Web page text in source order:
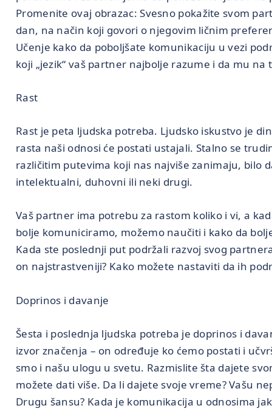
Promenite ovaj obrazac: Svesno pokažite svom
dan, na način koji govori o njegovim ličnim
Učenje kako da poboljšate komunikaciju u vezi
koji „jezik“ vaš partner najbolje razume i da mu
Rast
Rast je peta ljudska potreba. Ljudsko iskustvo je
rasta naši odnosi će postati ustajali. Stalno se
različitim putevima koji nas najviše zanimaju, bilo
intelektualni, duhovni ili neki drugi.
Vaš partner ima potrebu za rastom koliko i vi, a
bolje komuniciramo, možemo naučiti i kako da
Kada ste poslednji put podržali razvoj svog
on najstrastveniji? Kako možete nastaviti da ih
Doprinos i davanje
Šesta i poslednja ljudska potreba je doprinos i
izvor značenja – on određuje ko ćemo postati i
smo i našu ulogu u svetu. Razmislite šta dajete
možete dati više. Da li dajete svoje vreme? Vašu
Drugu šansu? Kada je komunikacija u odnosima